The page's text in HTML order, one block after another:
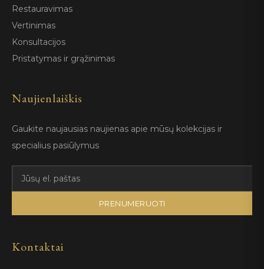
Restauravimas
Vertinimas
Konsultacijos
Pristatymas ir grąžinimas
Naujienlaiškis
Gaukite naujausias naujienas apie mūsų kolekcijas ir
specialius pasiūlymus
PRENUMERUOTI
Kontaktai